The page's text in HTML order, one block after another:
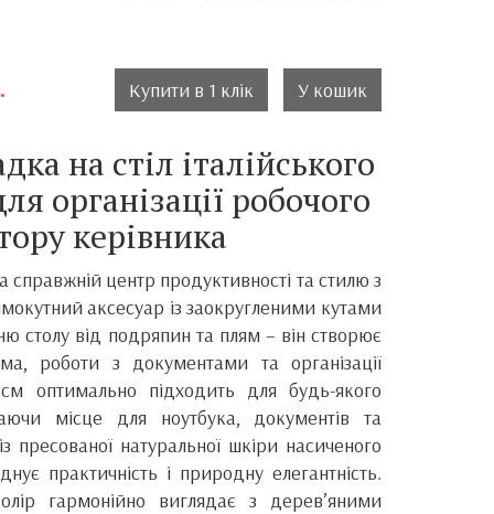
Купити в 1 клік У кошик
на стіл італійського
організації робочого
керівника
справжній центр продуктивності та стилю з
аксесуар із заокругленими кутами
столу від подряпин та плям – він створює
роботи з документами та організації
оптимально підходить для будь-якого
місце для ноутбука, документів та
пресованої натуральної шкіри насиченого
практичність і природну елегантність.
гармонійно виглядає з дерев’яними